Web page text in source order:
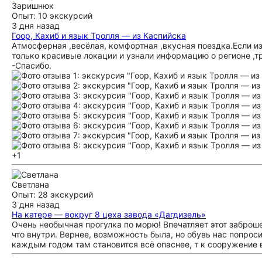
Заришнюк
Опыт: 10 экскурсий
3 дня назад
Гоор, Кахиб и язык Тролля — из Каспийска
Атмосферная ,весёлая, комфортная ,вкусная поездка.Если
только красивые локации и узнали информацию о регионе
-Спасибо.
+1
Светлана
Опыт: 28 экскурсий
3 дня назад
На катере — вокруг 8 цеха завода «Дагдизель»
Очень необычная прогулка по морю! Впечатляет этот
что внутри. Вернее, возможность была, но обувь нас
каждым годом там становится всё опаснее, т к